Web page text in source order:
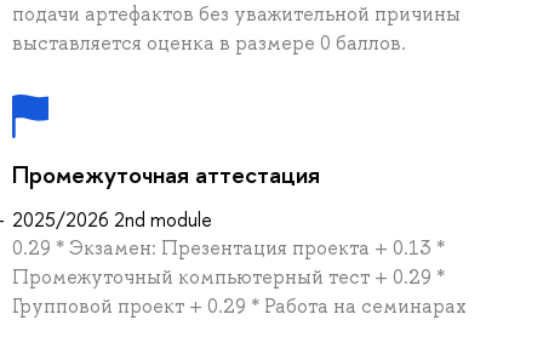
подачи артефактов без уважительной причины
выставляется оценка в размере 0 баллов.
Промежуточная аттестация
2025/2026 2nd module
0.29 * Экзамен: Презентация проекта + 0.13 *
Промежуточный компьютерный тест + 0.29 *
Групповой проект + 0.29 * Работа на семинарах